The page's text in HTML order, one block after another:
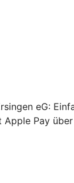
eG:
Pay